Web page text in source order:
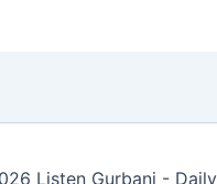
Listen Gurbani -